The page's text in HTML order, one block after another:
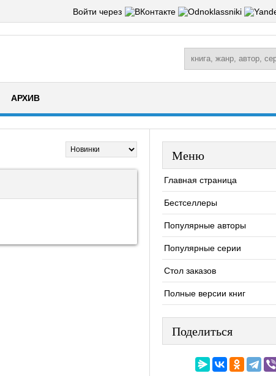
Войти через
АРХИВ
Меню
Главная страница
Бестселлеры
Популярные авторы
Популярные серии
Стол заказов
Полные версии книг
Поделиться